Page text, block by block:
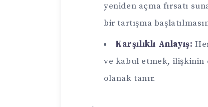
yeniden açma fırsatı
bir tartışma
Karşılıklı Anlayış:
ve kabul etmek, ilişkinin
olanak tanır.